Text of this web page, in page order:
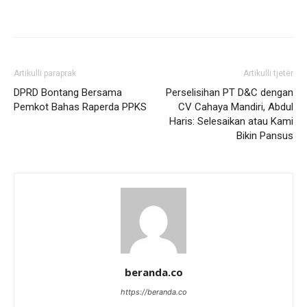
Artikulli paraprak
DPRD Bontang Bersama
Pemkot Bahas Raperda PPKS
Artikulli tjetër
Perselisihan PT D&C dengan
CV Cahaya Mandiri, Abdul
Haris: Selesaikan atau Kami
Bikin Pansus
beranda.co
https://beranda.co